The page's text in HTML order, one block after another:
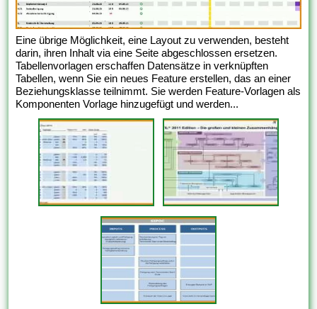
Eine übrige Möglichkeit, eine Layout zu verwenden, besteht
darin, ihren Inhalt via eine Seite abgeschlossen ersetzen.
Tabellenvorlagen erschaffen Datensätze in verknüpften
Tabellen, wenn Sie ein neues Feature erstellen, das an einer
Beziehungsklasse teilnimmt. Sie werden Feature-Vorlagen als
Komponenten Vorlage hinzugefügt und werden...